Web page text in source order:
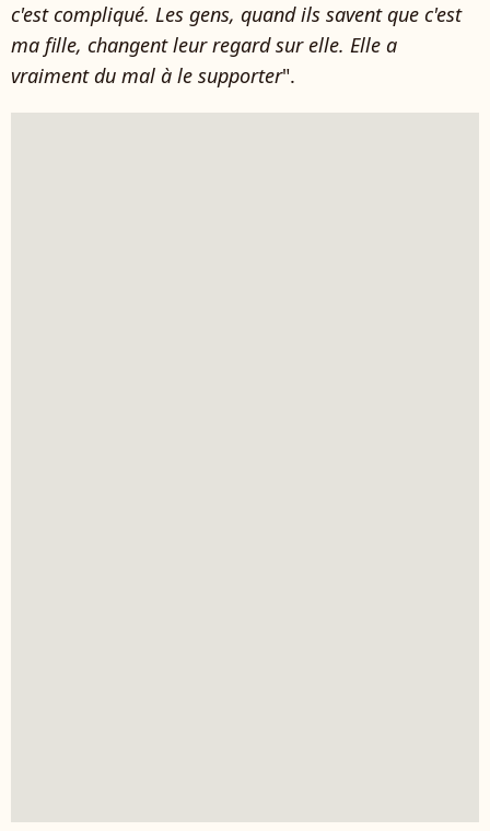
c'est compliqué. Les gens, quand ils savent que c'est
ma fille, changent leur regard sur elle. Elle a
vraiment du mal à le supporter".